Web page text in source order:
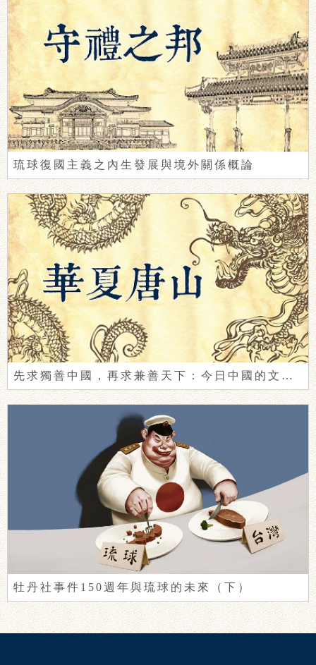
琉球復國主義之內生發展與境外關係概論
先求獨善中國，再求兼善天下：今日中國的文明自覺
牡丹社事件150週年與琉球的未來（下）